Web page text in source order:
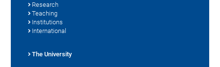
Research
Teaching
Institutions
International
The University